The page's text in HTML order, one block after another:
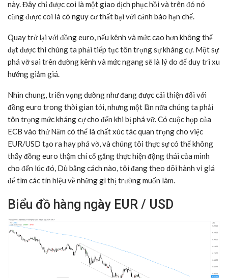
này. Đây chỉ được coi là một giao dịch phục hồi và trên đó nó
cũng được coi là có nguy cơ thất bại với cảnh báo hạn chế.
Quay trở lại với đồng euro, nếu kênh và mức cao hơn không thể
đạt được thì chúng ta phải tiếp tục tôn trọng sự kháng cự. Một sự
phá vỡ sai trên đường kênh và mức ngang sẽ là lý do để duy trì xu
hướng giảm giá.
Nhìn chung, triển vọng dường như đang được cải thiện đối với
đồng euro trong thời gian tới, nhưng một lần nữa chúng ta phải
tôn trọng mức kháng cự cho đến khi bị phá vỡ. Có cuộc họp của
ECB vào thứ Năm có thể là chất xúc tác quan trọng cho việc
EUR/USD tạo ra hay phá vỡ, và chúng tôi thực sự có thể không
thấy đồng euro thậm chí cố gắng thực hiện động thái của mình
cho đến lúc đó, Dù bằng cách nào, tôi đang theo dõi hành vi giá
để tìm các tín hiệu về những gì thị trường muốn làm.
Biểu đồ hàng ngày EUR / USD